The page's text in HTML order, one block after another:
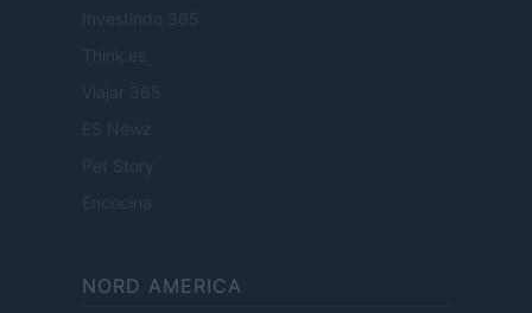
Investindo 365
Think.es
Viajar 365
ES Newz
Pet Story
Encocina
NORD AMERICA